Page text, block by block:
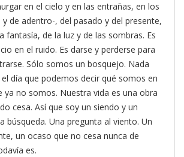
en el cielo y en las entrañas, en los
de adentro-, del pasado y del presente,
fantasía, de la luz y de las sombras. Es
en el ruido. Es darse y perderse para
Sólo somos un bosquejo. Nada
día que podemos decir qué somos en
ya no somos. Nuestra vida es una obra
cesa. Así que soy un siendo y un
búsqueda. Una pregunta al viento. Un
un ocaso que no cesa nunca de
es.